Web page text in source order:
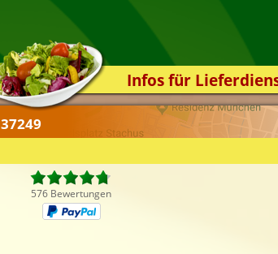
Infos für
Kassensystem
Zuverlässigkeit
576 Bewertungen